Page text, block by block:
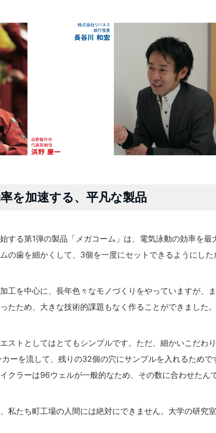
を加速する、平凡な製品
する第1弾の製品「メガコーム」は、電気泳動の効率を
の歯を細かくして、3個を一度にセットできるようにした
工を中心に、長年色々なモノづくりをやっていますが、
たため、大きな技術的課題もなく作ることができました。
ストとしてはとてもシンプルです。ただ、細かいこだわ
ーを流して、残りの32個の穴にサンプルを入れるため
クラーは96ウェルが一般的なため、その数に合わせたんで
私たち町工場の人間には絶対にできません。大学の研究